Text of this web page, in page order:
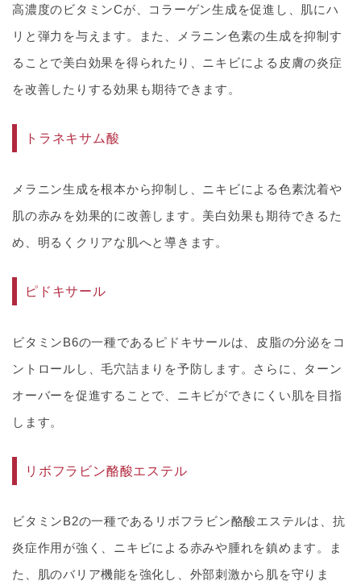
高濃度のビタミンCが、コラーゲン生成を促進し、肌にハ
リと弾力を与えます。また、メラニン色素の生成を抑制す
ることで美白効果を得られたり、ニキビによる皮膚の炎症
を改善したりする効果も期待できます。
トラネキサム酸
メラニン生成を根本から抑制し、ニキビによる色素沈着や
肌の赤みを効果的に改善します。美白効果も期待できるた
め、明るくクリアな肌へと導きます。
ピドキサール
ビタミンB6の一種であるピドキサールは、皮脂の分泌をコ
ントロールし、毛穴詰まりを予防します。さらに、ターン
オーバーを促進することで、ニキビができにくい肌を目指
します。
リボフラビン酪酸エステル
ビタミンB2の一種であるリボフラビン酪酸エステルは、抗
炎症作用が強く、ニキビによる赤みや腫れを鎮めます。ま
た、肌のバリア機能を強化し、外部刺激から肌を守りま